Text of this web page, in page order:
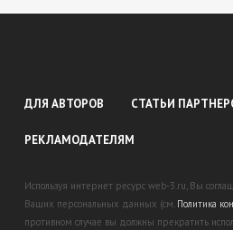
ДЛЯ АВТОРОВ СТАТЬИ
РЕКЛАМОДАТЕЛЯМ
Используя интернет ресурс web-3.ru, Вы
Ваших персональных данных (см. Политика
противном случае вы должны прекратить